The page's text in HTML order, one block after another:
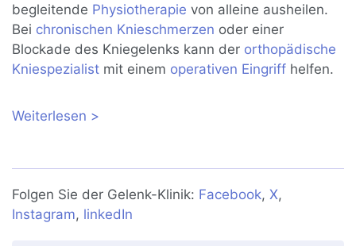
begleitende Physiotherapie von alleine ausheilen.
Bei chronischen Knieschmerzen oder einer
Blockade des Kniegelenks kann der orthopädische
Kniespezialist mit einem operativen Eingriff helfen.
Weiterlesen über Meniskusriss: Symptome,
Folgen Sie der Gelenk-Klinik: Facebook,X,
Instagram, linkedIn